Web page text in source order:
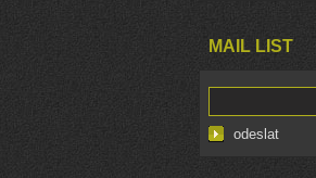
MAIL LIST